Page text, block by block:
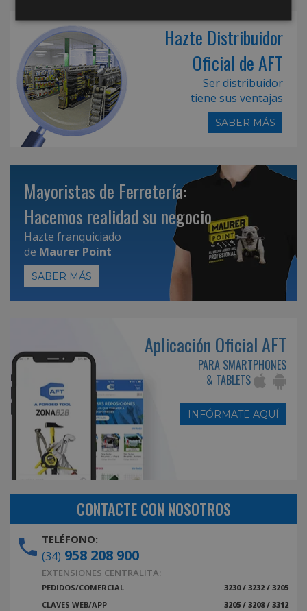
Hazte Distribuidor
Oficial de AFT
Ser distribuidor
tiene sus ventajas
SABER MÁS
Mayoristas de Ferretería:
Hacemos realidad su negocio
Hazte franquiciado
de Maurer Point
SABER MÁS
Aplicación Oficial AFT
PARA SMARTPHONES
& TABLETS
INFÓRMATE AQUÍ
CONTACTE CON NOSOTROS
TELÉFONO:
(34) 958 208 900
EXTENSIONES CENTRALITA:
PEDIDOS/COMERCIAL
3230 / 3232 / 3205
CLAVES WEB/APP
3205 / 3208 / 3312